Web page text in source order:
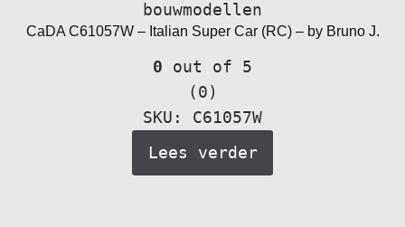
bouwmodellen
CaDA C61057W – Italian Super Car (RC) – by Bruno J.
0 out of 5
(0)
SKU: C61057W
Lees verder